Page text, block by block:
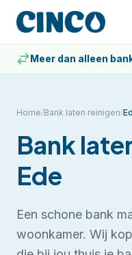
Meer dan alleen
Home/Bank laten reinigen/
Bank
Ede
Een schone bank
woonkamer. Wij